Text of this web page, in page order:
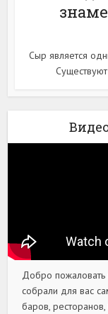
Сыр является
Добро пожаловать
собрали для вас
баров,